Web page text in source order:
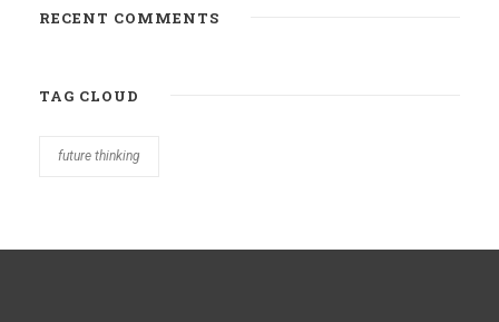
RECENT COMMENTS
TAG CLOUD
future thinking